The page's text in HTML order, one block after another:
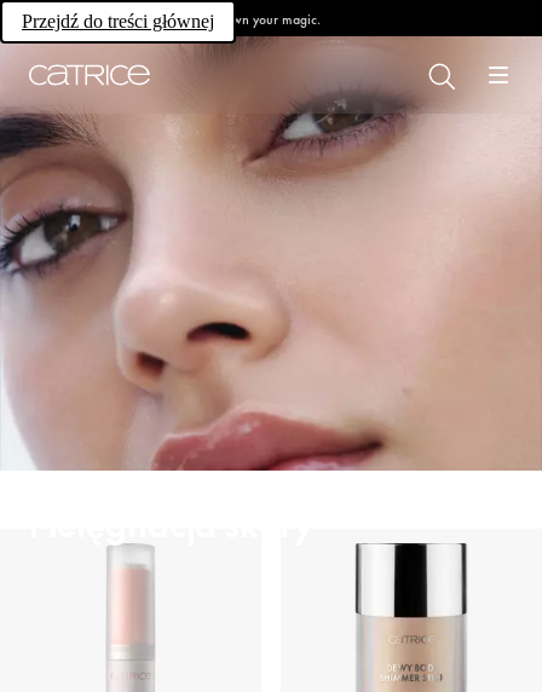
Przejdź do treści głównej Own your magic.